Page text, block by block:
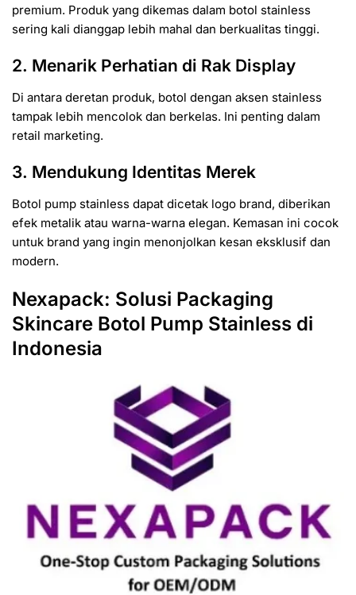
premium. Produk yang dikemas dalam botol stainless
sering kali dianggap lebih mahal dan berkualitas tinggi.
2. Menarik Perhatian di Rak Display
Di antara deretan produk, botol dengan aksen stainless
tampak lebih mencolok dan berkelas. Ini penting dalam
retail marketing.
3. Mendukung Identitas Merek
Botol pump stainless dapat dicetak logo brand, diberikan
efek metalik atau warna-warna elegan. Kemasan ini cocok
untuk brand yang ingin menonjolkan kesan eksklusif dan
modern.
Nexapack: Solusi Packaging
Skincare Botol Pump Stainless di
Indonesia